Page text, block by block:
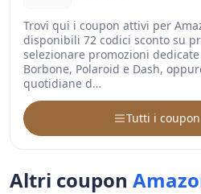
Trovi qui i coupon attivi per
disponibili 72 codici sconto su
selezionare promozioni
Borbone, Polaroid e Dash,
quotidiane d…
Tutti i
Altri coupon